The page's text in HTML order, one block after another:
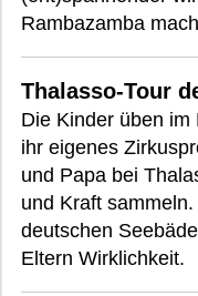
Rambazamba
Thalasso-Tour
Die Kinder üben
ihr eigenes
und Papa bei
und Kraft
deutschen
Eltern Wirklichkeit.